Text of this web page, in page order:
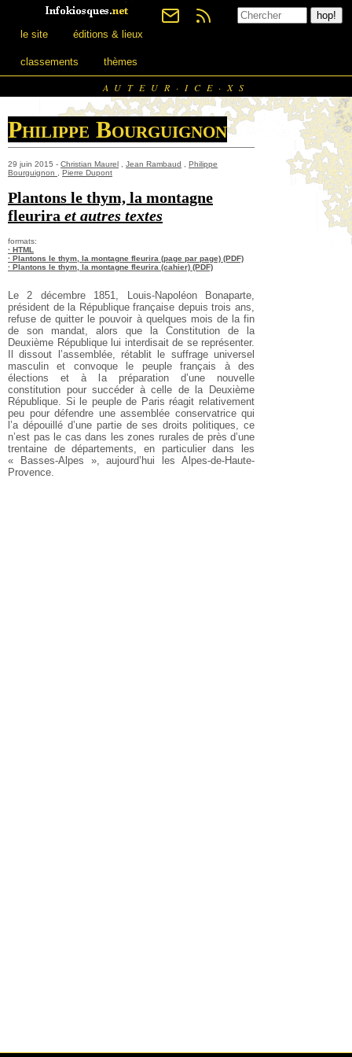
le site éditions & lieux
classements thèmes
AUTEUR·ICE·XS
Philippe Bourguignon
29 juin 2015 - Christian Maurel Jean Rambaud
Philippe
Bourguignon
Pierre Dupont
Plantons le thym, la montagne
fleurira et autres textes
formats:
· HTML
· Plantons le thym, la montagne fleurira (page par page) (PDF)
· Plantons le thym, la montagne fleurira (cahier) (PDF)
Le 2 décembre 1851, Louis-Napoléon Bonaparte,
président de la République française depuis trois ans,
refuse de quitter le pouvoir à quelques mois de la fin
de son mandat, alors que la Constitution de la
Deuxième République lui interdisait de se représenter.
Il dissout l’assemblée, rétablit le suffrage universel
masculin et convoque le peuple français à des
élections et à la préparation d’une nouvelle
constitution pour succéder à celle de la Deuxième
République. Si le peuple de Paris réagit relativement
peu pour défendre une assemblée conservatrice qui
l’a dépouillé d’une partie de ses droits politiques, ce
n’est pas le cas dans les zones rurales de près d’une
trentaine de départements, en particulier dans les
« Basses-Alpes », aujourd’hui les Alpes-de-Haute-
Provence.